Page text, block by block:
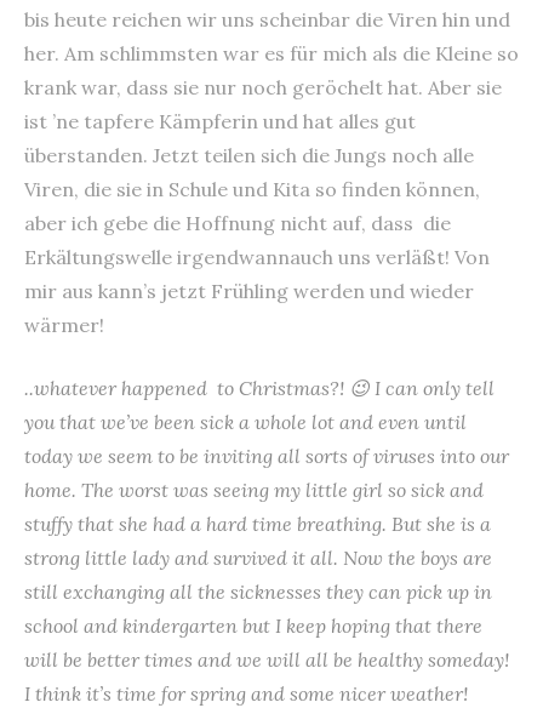
bis heute reichen wir uns scheinbar die Viren hin und
her. Am schlimmsten war es für mich als die Kleine so
krank war, dass sie nur noch geröchelt hat. Aber sie
ist ’ne tapfere Kämpferin und hat alles gut
überstanden. Jetzt teilen sich die Jungs noch alle
Viren, die sie in Schule und Kita so finden können,
aber ich gebe die Hoffnung nicht auf, dass die
Erkältungswelle irgendwannauch uns verläßt! Von
mir aus kann’s jetzt Frühling werden und wieder
wärmer!
..whatever happened to Christmas?! 😉 I can only tell
you that we’ve been sick a whole lot and even until
today we seem to be inviting all sorts of viruses into our
home. The worst was seeing my little girl so sick and
stuffy that she had a hard time breathing. But she is a
strong little lady and survived it all. Now the boys are
still exchanging all the sicknesses they can pick up in
school and kindergarten but I keep hoping that there
will be better times and we will all be healthy someday!
I think it’s time for spring and some nicer weather!